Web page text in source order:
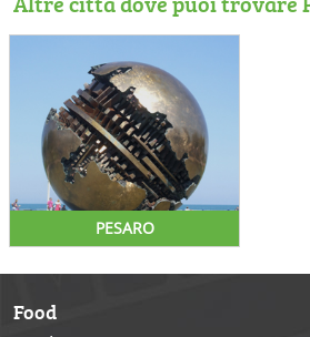
PESARO
Food